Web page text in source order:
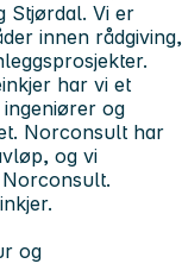
Stjørdal. Vi er
innen rådgiving,
har vi et
og
Norconsult har
og vi
og